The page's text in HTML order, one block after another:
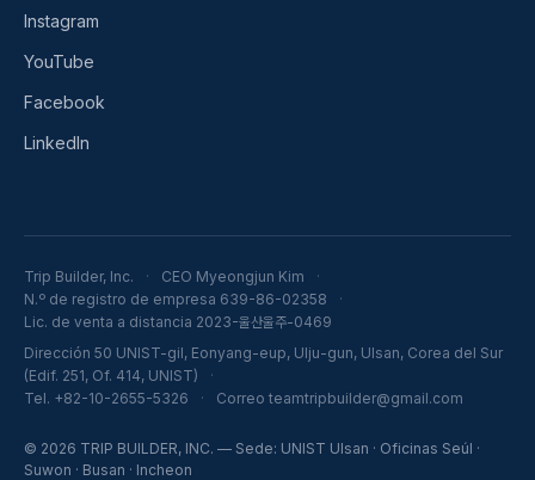
Instagram
YouTube
Facebook
LinkedIn
Trip Builder, Inc.
CEO Myeongjun Kim
N.º de registro de empresa 639-86-02358
Lic. de venta a distancia 2023-울산울주-0469
Dirección 50 UNIST-gil, Eonyang-eup, Ulju-gun, Ulsan, Corea del Sur
(Edif. 251, Of. 414, UNIST)
Tel. +82-10-2655-5326
Correo teamtripbuilder@gmail.com
© 2026 TRIP BUILDER, INC. — Sede: UNIST Ulsan · Oficinas Seúl ·
Suwon · Busan · Incheon